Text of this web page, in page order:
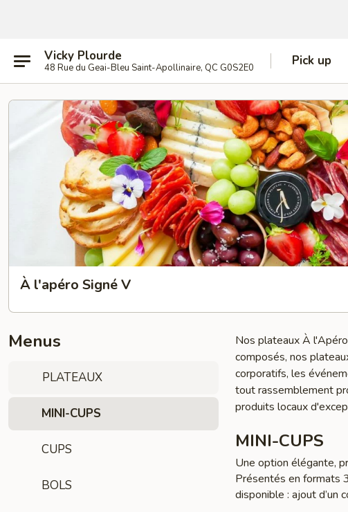
Vicky Plourde
48 Rue du Geai-Bleu Saint-Apollinaire, QC G0S2E0 Pick up
À l'apéro Signé V
Menus
PLATEAUX
MINI-CUPS
CUPS
BOLS
Nos plateaux À
composés, nos
corporatifs, les
tout rassemblement
produits locaux
MINI-CUPS
Une option élégante,
Présentés en formats
disponible : ajout d’un